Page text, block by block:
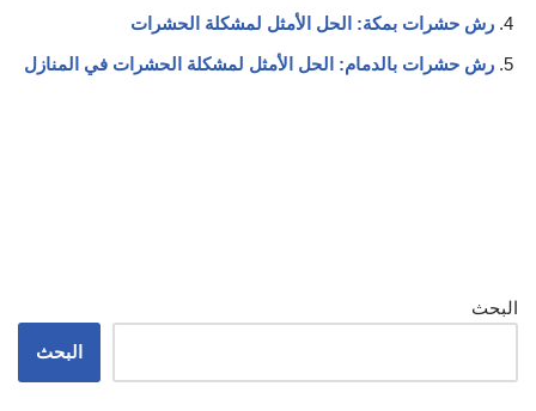
رش حشرات بمكة: الحل الأمثل لمشكلة الحشرات
رش حشرات بالدمام: الحل الأمثل لمشكلة الحشرات في المنازل
البحث
البحث